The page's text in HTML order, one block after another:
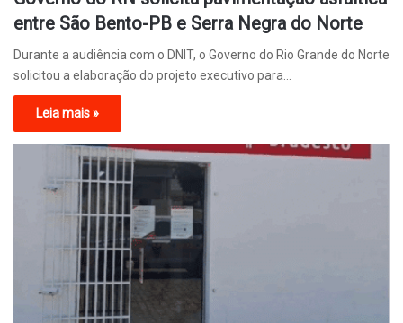
entre São Bento-PB e Serra Negra do Norte
Durante a audiência com o DNIT, o Governo do Rio Grande do Norte
solicitou a elaboração do projeto executivo para…
Leia mais »